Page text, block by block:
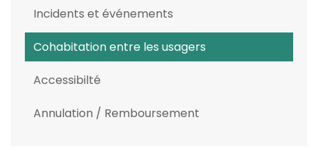
Incidents et événements
Cohabitation entre les usagers
Accessibilté
Annulation / Remboursement